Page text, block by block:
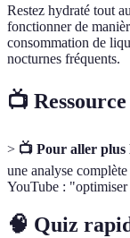
Restez hydraté tout
fonctionner de
consommation de
nocturnes fréquents.
📺
> 📺 Pour aller plus
une analyse
YouTube :
🧠 Quiz